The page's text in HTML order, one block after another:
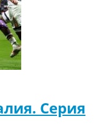
Серия